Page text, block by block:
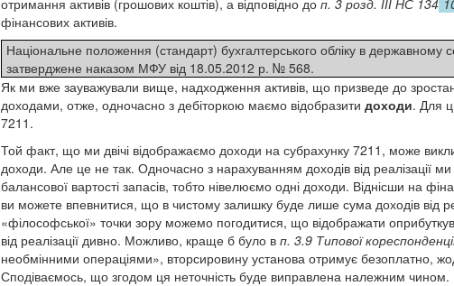
фінансових активів.
Національне положення (стандарт) бухгалтерського обліку в державному
затверджене наказом МФУ від 18.05.2012 р. № 568.
Як ми вже зауважували вище, надходження активів, що призведе до
доходами, отже, одночасно з дебіторкою маємо відобразити доходи. Для
7211.
Той факт, що ми двічі відображаємо доходи на субрахунку 7211, може
доходи. Але це не так. Одночасно з нарахуванням доходів від реалізації
балансової вартості запасів, тобто нівелюємо одні доходи. Віднісши на
ви можете впевнитися, що в чистому залишку буде лише сума доходів від
«філософської» точки зору можемо погодитися, що відображати
від реалізації дивно. Можливо, краще б було в п. 3.9 Типової
необмінними операціями», вторсировину установа отримує безоплатно,
Сподіваємось, що згодом ця неточність буде виправлена належним чином.